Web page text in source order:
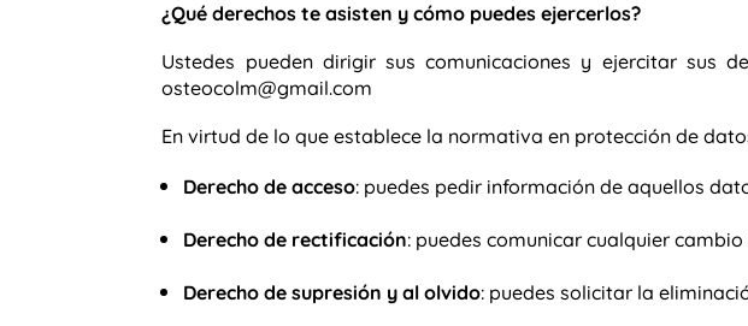
¿Qué derechos te asisten y cómo puedes ejercerlos?
Ustedes pueden dirigir sus comunicaciones y ejercitar sus
osteocolm@gmail.com
En virtud de lo que establece la normativa en protección de
Derecho de acceso: puedes pedir información de aquellos
Derecho de rectificación: puedes comunicar cualquier
Derecho de supresión y al olvido: puedes solicitar la